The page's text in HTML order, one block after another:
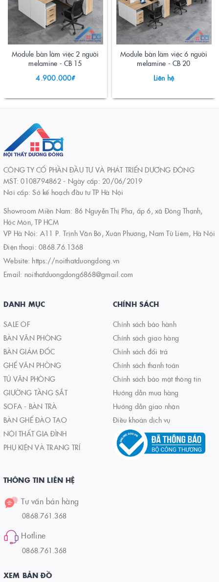
Module bàn làm việc 2 người
melamine - CB 15
4.900.000₫
Module bàn làm việc 6 người
melamine - CB 20
Liên hệ
CÔNG TY CỔ PHẦN ĐẦU TƯ VÀ PHÁT TRIỂN DƯƠNG ĐÔNG
MST: 0108794862 - Ngày cấp: 20/06/2019
Nơi cấp: Sở kế hoạch đầu tư TP Hà Nội
Showroom Miền Nam: 86 Nguyễn Thị Pha, ấp 6, xã Đông Thạnh,
Hóc Môn, TP HCM
VP Hà Nội: A11 P. Trịnh Văn Bô, Xuân Phương, Nam Từ Liêm, Hà Nội
Điện thoại: 0868.76.1368
Website: https://noithatduongdong.vn
Email: noithatduongdong6868@gmail.com
DANH MỤC
SALE OF
BÀN VĂN PHÒNG
BÀN GIÁM ĐỐC
GHẾ VĂN PHÒNG
TỦ VĂN PHÒNG
GIƯỜNG TẦNG SẮT
SOFA - BÀN TRÀ
BÀN GHẾ ĐÀO TẠO
NỘI THẤT GIA ĐÌNH
PHỤ KIỆN VÀ TRANG TRÍ
CHÍNH SÁCH
Chính sách bảo hành
Chính sách giao hàng
Chính sách đổi trả
Chính sách thanh toán
Chính sách bảo mật thông tin
Hướng dẫn mua hàng
Hướng dẫn giao nhận
Điều khoản dịch vụ
THÔNG TIN LIÊN HỆ
Tư vấn bán hàng
0868.761.368
Hotline
0868.761.368
XEM BẢN ĐỒ